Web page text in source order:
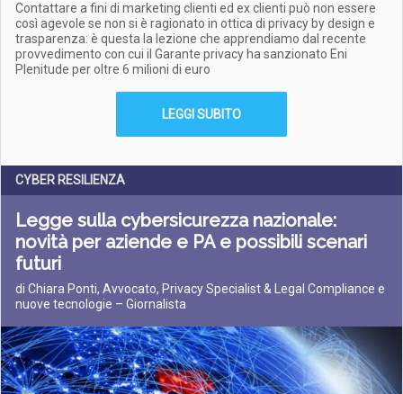
Contattare a fini di marketing clienti ed ex clienti può non essere
così agevole se non si è ragionato in ottica di privacy by design e
trasparenza: è questa la lezione che apprendiamo dal recente
provvedimento con cui il Garante privacy ha sanzionato Eni
Plenitude per oltre 6 milioni di euro
LEGGI SUBITO
CYBER RESILIENZA
Legge sulla cybersicurezza nazionale:
novità per aziende e PA e possibili scenari
futuri
di Chiara Ponti, Avvocato, Privacy Specialist & Legal Compliance e
nuove tecnologie – Giornalista